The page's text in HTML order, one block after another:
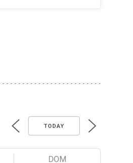
TODAY
DOM